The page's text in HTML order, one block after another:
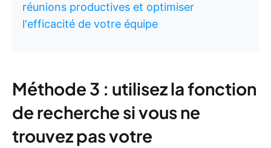
réunions productives et optimiser
l'efficacité de votre équipe
Méthode 3 : utilisez la fonction
de recherche si vous ne
trouvez pas votre